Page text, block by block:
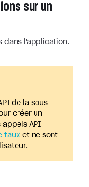
sur un
dans l'application.
de la sous-
créer un
appels API
taux et ne sont